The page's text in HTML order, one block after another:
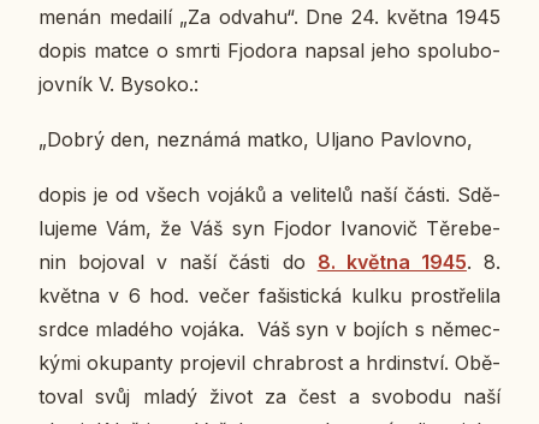
me­nán me­dai­lí „Za odvahu“. Dne 24. května 1945
dopis matce o smrti Fj­o­do­ra napsal jeho spo­lu­bo­
jov­ník V. Bysoko.:
„Dobrý den, ne­zná­má matko, Uljano Pav­lov­no,
dopis je od všech vojáků a ve­li­te­lů naší části. Sdě­
lu­je­me Vám, že Váš syn Fjodor Iva­no­vič Tě­re­be­
nin bo­jo­val v naší části do 8. května 1945. 8.
května v 6 hod. večer fa­šis­tic­ká kulku pro­stře­li­la
srdce mla­dé­ho vojáka. Váš syn v bojích s ně­mec­
ký­mi oku­pan­ty pro­je­vil chrabrost a hr­din­ství. Obě­
to­val svůj mladý život za čest a svo­bo­du naší